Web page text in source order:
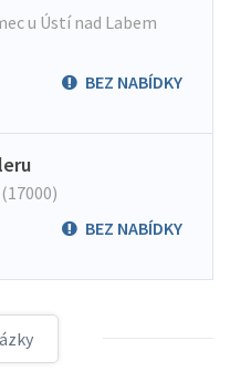
u Ústí nad Labem
BEZ NABÍDKY
BEZ NABÍDKY